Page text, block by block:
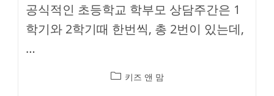
공식적인 초등학교 학부모 상담주간은 1
학기와 2학기때 한번씩, 총 2번이 있는데,
…
Post키즈 앤 맘